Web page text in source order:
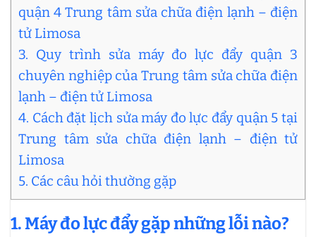
quận 4 Trung tâm sửa chữa điện lạnh – điện
tử Limosa
3. Quy trình sửa máy đo lực đẩy quận 3
chuyên nghiệp của Trung tâm sửa chữa điện
lạnh – điện tử Limosa
4. Cách đặt lịch sửa máy đo lực đẩy quận 5 tại
Trung tâm sửa chữa điện lạnh – điện tử
Limosa
5. Các câu hỏi thường gặp
1. Máy đo lực đẩy gặp những lỗi nào?